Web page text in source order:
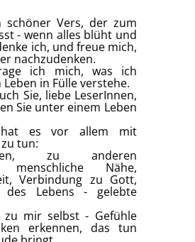
schöner Vers, der zum
- wenn alles blüht und
ich, und freue mich,
nachzudenken.
ich mich, was ich
in Fülle verstehe.
Sie, liebe LeserInnen,
Sie unter einem Leben
es vor allem mit
tun:
zu anderen
menschliche Nähe,
Verbindung zu Gott,
des Lebens - gelebte
zu mir selbst - Gefühle
erkennen, das tun